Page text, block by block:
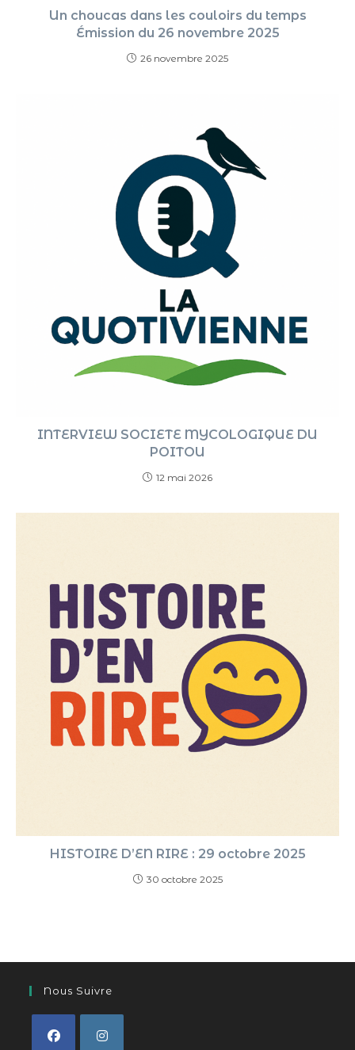
Un choucas dans les couloirs du temps
Émission du 26 novembre 2025
26 novembre 2025
INTERVIEW SOCIETE MYCOLOGIQUE DU
POITOU
12 mai 2026
HISTOIRE D’EN RIRE : 29 octobre 2025
30 octobre 2025
Nous Suivre